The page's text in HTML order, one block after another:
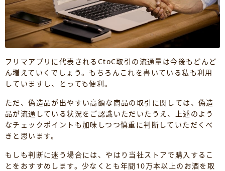
フリマアプリに代表されるCtoC取引の流通量は今後もどんど
ん増えていくでしょう。もちろんこれを書いている私も利用
していますし、とっても便利。
ただ、偽造品が出やすい高額な商品の取引に関しては、偽造
品が流通している状況をご認識いただいたうえ、上述のよう
なチェックポイントも加味しつつ慎重に判断していただくべ
きと思います。
もしも判断に迷う場合には、やはり当社ストアで購入するこ
とをおすすめします。少なくとも年間10万本以上のお酒を取